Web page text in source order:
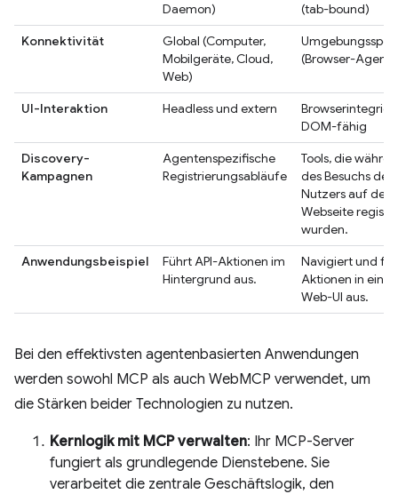
Daemon)
(tab-bound)
Konnektivität
Global (Computer,
Mobilgeräte, Cloud,
Web)
(Browser-
UI-Interaktion Headless und extern
DOM-fähig
Discovery-
Kampagnen
Agentenspezifische
Registrierungsabläufe
Tools, die
des Besuchs des
Nutzers auf der
Webseite
wurden.
Anwendungsbeispiel
Führt API-Aktionen im
Hintergrund aus.
Navigiert und
Aktionen in einer
Web-UI aus.
Bei den effektivsten agentenbasierten Anwendungen
werden sowohl MCP als auch WebMCP verwendet, um
die Stärken beider Technologien zu nutzen.
Kernlogik mit MCP verwalten: Ihr MCP-Server
fungiert als grundlegende Dienstebene. Sie
verarbeitet die zentrale Geschäftslogik, den